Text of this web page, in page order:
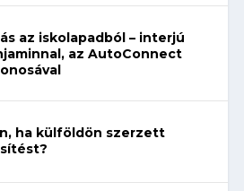
az iskolapadból – interjú
az AutoConnect
ha külföldön szerzett